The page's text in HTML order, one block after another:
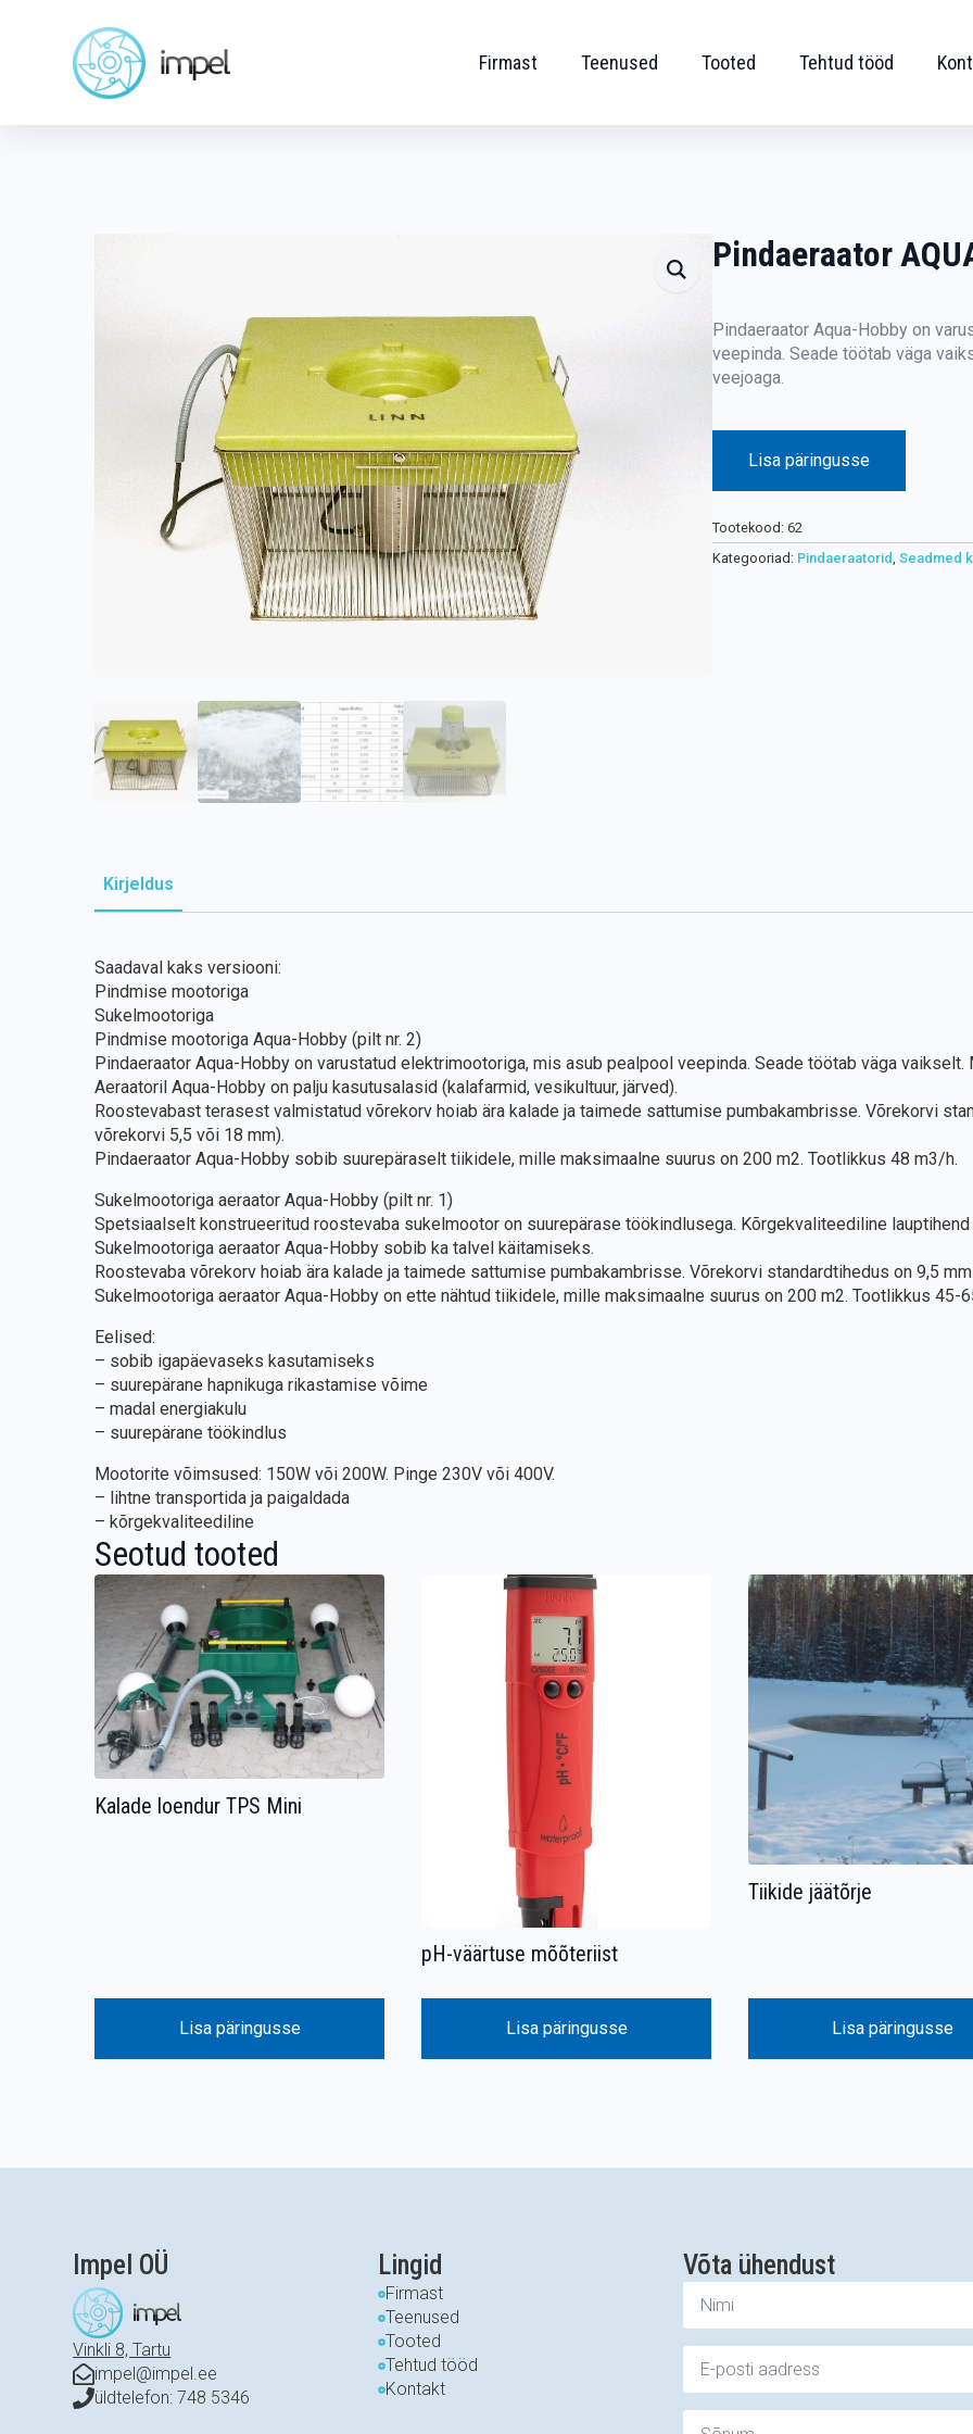
Firmast Teenused Tooted Tehtud tööd
Pindaeraator
Pindaeraator Aqua-Hobby on
veepinda. Seade töötab väga
veejoaga.
Lisa päringusse
Tootekood: 62
Kategooriad: Pindaeraatorid, Seadmed
Kirjeldus
Saadaval kaks versiooni:
Pindmise mootoriga
Sukelmootoriga
Pindmise mootoriga Aqua-Hobby (pilt nr. 2)
Pindaeraator Aqua-Hobby on varustatud elektrimootoriga, mis asub pealpool veepinda. Seade töötab väga
Aeraatoril Aqua-Hobby on palju kasutusalasid (kalafarmid, vesikultuur, järved).
Roostevabast terasest valmistatud võrekorv hoiab ära kalade ja taimede sattumise pumbakambrisse. Võrekorvi
võrekorvi 5,5 või 18 mm).
Pindaeraator Aqua-Hobby sobib suurepäraselt tiikidele, mille maksimaalne suurus on 200 m2. Tootlikkus 48 m3/h.
Sukelmootoriga aeraator Aqua-Hobby (pilt nr. 1)
Spetsiaalselt konstrueeritud roostevaba sukelmootor on suurepärase töökindlusega. Kõrgekvaliteediline
Sukelmootoriga aeraator Aqua-Hobby sobib ka talvel käitamiseks.
Roostevaba võrekorv hoiab ära kalade ja taimede sattumise pumbakambrisse. Võrekorvi standardtihedus on 9,5
Sukelmootoriga aeraator Aqua-Hobby on ette nähtud tiikidele, mille maksimaalne suurus on 200 m2. Tootlikkus 45-
Eelised:
– sobib igapäevaseks kasutamiseks
– suurepärane hapnikuga rikastamise võime
– madal energiakulu
– suurepärane töökindlus
Mootorite võimsused: 150W või 200W. Pinge 230V või 400V.
– lihtne transportida ja paigaldada
– kõrgekvaliteediline
Seotud tooted
Kalade loendur TPS Mini
Lisa päringusse
pH-väärtuse mõõteriist
Lisa päringusse
Tiikide jäätõrje
Lisa päringusse
Impel OÜ
Vinkli 8, Tartu
impel@impel.ee
üldtelefon: 748 5346
Lingid
Firmast
Teenused
Tooted
Tehtud tööd
Kontakt
Võta ühendust